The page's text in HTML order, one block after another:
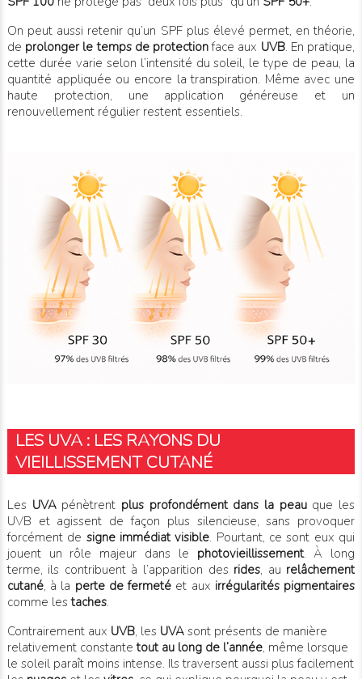
On peut aussi retenir qu’un SPF plus élevé permet, en théorie,
de prolonger le temps de protectionface aux UVB. En pratique,
cette durée varie selon l’intensité du soleil, le type de peau, la
quantité appliquée ou encore la transpiration. Même avec une
haute protection, une application généreuse et un
renouvellement régulier restent essentiels.
LES UVA : LES RAYONS DU
VIEILLISSEMENT CUTANÉ
Les UVApénètrent plus profondément dans la peauque les
UVB et agissent de façon plus silencieuse, sans provoquer
forcément de signe immédiat visible. Pourtant, ce sont eux qui
jouent un rôle majeur dans le photovieillissement. À long
terme, ils contribuent à l’apparition des rides, au relâchement
cutané, à la perte de fermeté et aux irrégularités pigmentaires
comme lestaches.
Contrairement aux UVB, les UVAsont présents de manière
relativement constantetout au long de l’année, même lorsque
le soleil paraît moins intense. Ils traversent aussi plus facilement